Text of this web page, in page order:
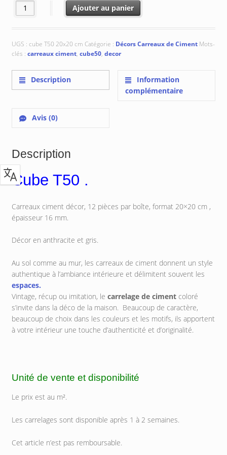
actuel
est :
quantité de Cube T50 : 20x20 cm
Ajouter au panier
UGS : cube T50 20x20 cm Catégorie : Décors Carreaux de Ciment Mots-
clés : carreaux ciment, cube50, decor
Description
Information
complémentaire
Avis (0)
Description
Cube T50 .
Carreaux ciment décor, 12 pièces par boîte, format 20×20 cm ,
épaisseur 16 mm.
Décor en anthracite et gris.
Au sol comme au mur, les carreaux de ciment donnent un style
authentique à l’ambiance intérieure et délimitent souvent les
espaces.
Vintage, récup ou imitation, le carrelage de cimentcoloré
s’invite dans la déco de la maison. Beaucoup de caractère,
beaucoup de choix dans les couleurs et les motifs, ils apportent
à votre intérieur une touche d’authenticité et d’originalité.
Unité de vente et disponibilité
Le prix est au m².
Les carrelages sont disponible après 1 à 2 semaines.
Cet article n’est pas remboursable.